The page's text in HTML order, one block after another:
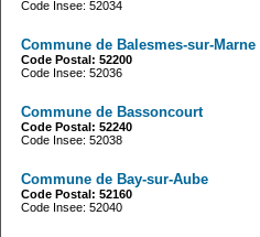
Code Insee: 52034
Commune de Balesmes-sur-Marne
Code Postal: 52200
Code Insee: 52036
Commune de Bassoncourt
Code Postal: 52240
Code Insee: 52038
Commune de Bay-sur-Aube
Code Postal: 52160
Code Insee: 52040